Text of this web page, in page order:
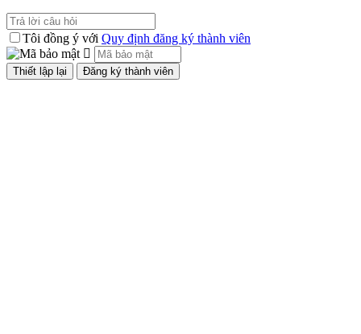
Tôi đồng ý với Quy định đăng ký thành viên